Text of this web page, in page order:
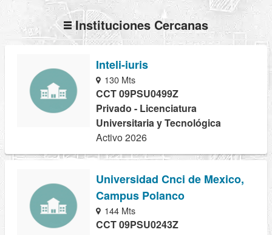
Instituciones Cercanas
Inteli-iuris
130 Mts
CCT 09PSU0499Z
Privado - Licenciatura
Universitaria y Tecnológica
Activo 2026
Universidad Cnci de Mexico,
Campus Polanco
144 Mts
CCT 09PSU0243Z